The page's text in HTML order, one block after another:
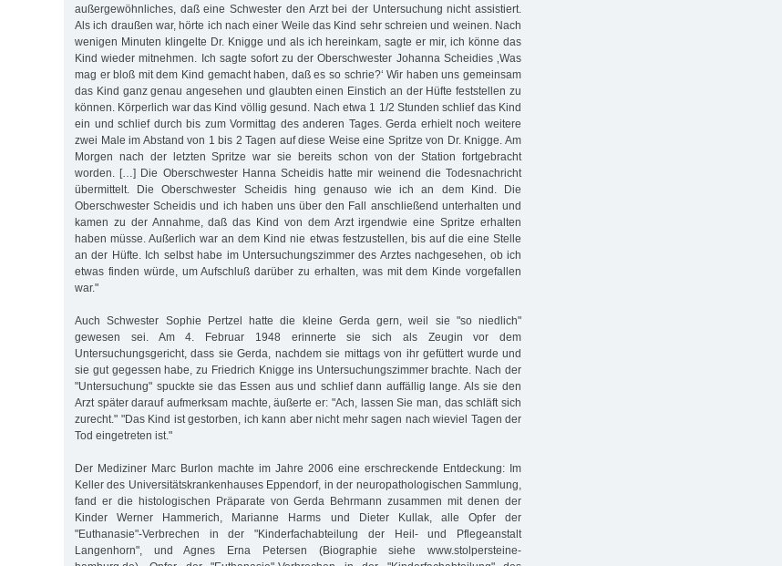
außergewöhnliches, daß eine Schwester den Arzt bei der Untersuchung nicht assistiert.
Als ich draußen war, hörte ich nach einer Weile das Kind sehr schreien und weinen. Nach
wenigen Minuten klingelte Dr. Knigge und als ich hereinkam, sagte er mir, ich könne das
Kind wieder mitnehmen. Ich sagte sofort zu der Oberschwester Johanna Scheidies ‚Was
mag er bloß mit dem Kind gemacht haben, daß es so schrie?‘ Wir haben uns gemeinsam
das Kind ganz genau angesehen und glaubten einen Einstich an der Hüfte feststellen zu
können. Körperlich war das Kind völlig gesund. Nach etwa 1 1/2 Stunden schlief das Kind
ein und schlief durch bis zum Vormittag des anderen Tages. Gerda erhielt noch weitere
zwei Male im Abstand von 1 bis 2 Tagen auf diese Weise eine Spritze von Dr. Knigge. Am
Morgen nach der letzten Spritze war sie bereits schon von der Station fortgebracht
worden. […] Die Oberschwester Hanna Scheidis hatte mir weinend die Todesnachricht
übermittelt. Die Oberschwester Scheidis hing genauso wie ich an dem Kind. Die
Oberschwester Scheidis und ich haben uns über den Fall anschließend unterhalten und
kamen zu der Annahme, daß das Kind von dem Arzt irgendwie eine Spritze erhalten
haben müsse. Außerlich war an dem Kind nie etwas festzustellen, bis auf die eine Stelle
an der Hüfte. Ich selbst habe im Untersuchungszimmer des Arztes nachgesehen, ob ich
etwas finden würde, um Aufschluß darüber zu erhalten, was mit dem Kinde vorgefallen
war."
Auch Schwester Sophie Pertzel hatte die kleine Gerda gern, weil sie "so niedlich"
gewesen sei. Am 4. Februar 1948 erinnerte sie sich als Zeugin vor dem
Untersuchungsgericht, dass sie Gerda, nachdem sie mittags von ihr gefüttert wurde und
sie gut gegessen habe, zu Friedrich Knigge ins Untersuchungszimmer brachte. Nach der
"Untersuchung" spuckte sie das Essen aus und schlief dann auffällig lange. Als sie den
Arzt später darauf aufmerksam machte, äußerte er: "Ach, lassen Sie man, das schläft sich
zurecht." "Das Kind ist gestorben, ich kann aber nicht mehr sagen nach wieviel Tagen der
Tod eingetreten ist."
Der Mediziner Marc Burlon machte im Jahre 2006 eine erschreckende Entdeckung: Im
Keller des Universitätskrankenhauses Eppendorf, in der neuropathologischen Sammlung,
fand er die histologischen Präparate von Gerda Behrmann zusammen mit denen der
Kinder Werner Hammerich, Marianne Harms und Dieter Kullak, alle Opfer der
"Euthanasie"-Verbrechen in der "Kinderfachabteilung der Heil- und Pflegeanstalt
Langenhorn", und Agnes Erna Petersen (Biographie siehe www.stolpersteine-